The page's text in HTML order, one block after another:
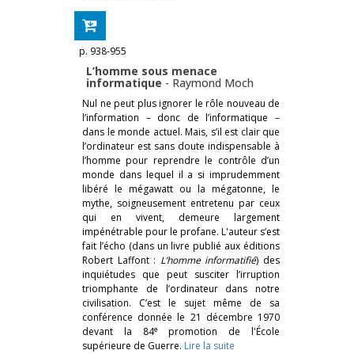
p. 938-955
L’homme sous menace
informatique - Raymond Moch
Nul ne peut plus ignorer le rôle nouveau de
l’information – donc de l’informatique –
dans le monde actuel. Mais, s’il est clair que
l’ordinateur est sans doute indispensable à
l’homme pour reprendre le contrôle d’un
monde dans lequel il a si imprudemment
libéré le mégawatt ou la mégatonne, le
mythe, soigneusement entretenu par ceux
qui en vivent, demeure largement
impénétrable pour le profane. L'auteur s’est
fait l’écho (dans un livre publié aux éditions
Robert Laffont : L’homme informatifié) des
inquiétudes que peut susciter l’irruption
triomphante de l’ordinateur dans notre
civilisation. C’est le sujet même de sa
conférence donnée le 21 décembre 1970
devant la 84epromotion de l'École
supérieure de Guerre. Lire la suite